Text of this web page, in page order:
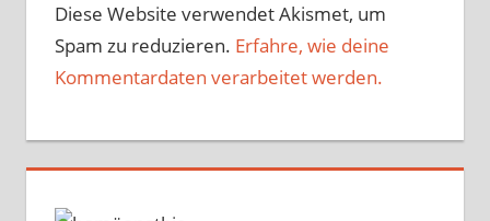
Diese Website verwendet Akismet, um
Spam zu reduzieren. Erfahre, wie deine
Kommentardaten verarbeitet werden.